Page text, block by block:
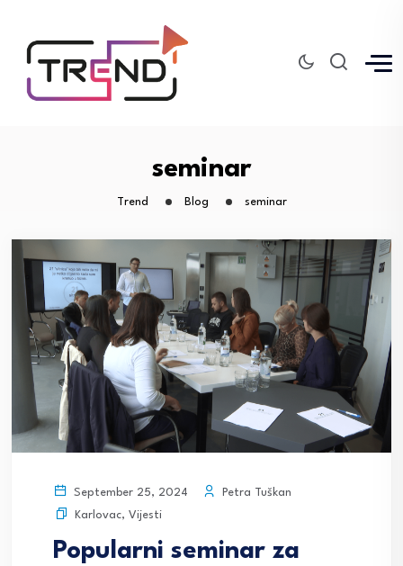
seminar
Trend Blog seminar
September 25, 2024
Petra Tuškan
Karlovac, Vijesti
Popularni seminar za